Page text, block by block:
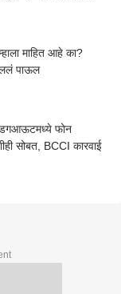
माहित आहे का?
पाऊल
डगआऊटमध्ये फोन
सोबत, BCCI कारवाई